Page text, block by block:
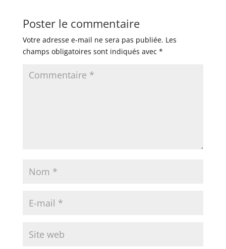
Poster le commentaire
Votre adresse e-mail ne sera pas publiée. Les
champs obligatoires sont indiqués avec *